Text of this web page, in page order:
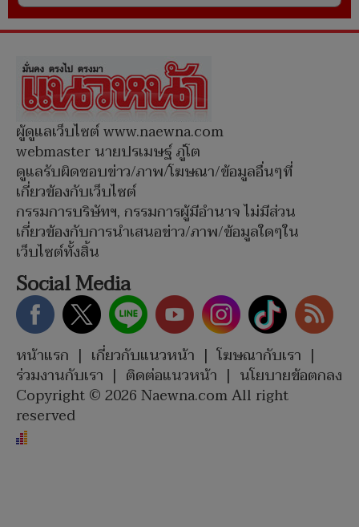
ผู้ดูแลเว็บไซต์ www.naewna.com
webmaster นายปรเมษฐ์ ภู่โต
ดูแลรับผิดชอบข่าว/ภาพ/โฆษณา/ข้อมูลอื่นๆที่
เกี่ยวข้องกับเว็บไซต์
กรรมการบริษัทฯ, กรรมการผู้มีอำนาจ ไม่มีส่วน
เกี่ยวข้องกับการนำเสนอข่าว/ภาพ/ข้อมูลใดๆใน
เว็บไซต์ทั้งสิ้น
Social Media
หน้าแรก | เกี่ยวกับแนวหน้า | โฆษณากับเรา |
ร่วมงานกับเรา | ติดต่อแนวหน้า | นโยบายข้อตกลง
Copyright © 2026 Naewna.com All right
reserved